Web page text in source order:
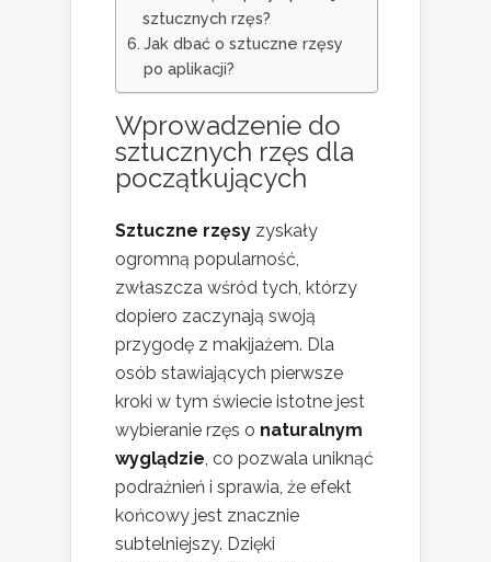
sztucznych rzęs?
Jak dbać o sztuczne rzęsy
po aplikacji?
Wprowadzenie do
sztucznych rzęs dla
początkujących
Sztuczne rzęsy zyskały
ogromną popularność,
zwłaszcza wśród tych, którzy
dopiero zaczynają swoją
przygodę z makijażem. Dla
osób stawiających pierwsze
kroki w tym świecie istotne jest
wybieranie rzęs o naturalnym
wyglądzie, co pozwala uniknąć
podrażnień i sprawia, że efekt
końcowy jest znacznie
subtelniejszy. Dzięki